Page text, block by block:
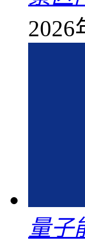
2026
量子